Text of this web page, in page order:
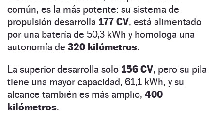
común, es la más potente: su sistema de
propulsión desarrolla 177 CV, está alimentado
por una batería de 50,3 kWh y homologa una
autonomía de 320 kilómetros.
La superior desarrolla solo 156 CV, pero su pila
tiene una mayor capacidad, 61,1 kWh, y su
alcance también es más amplio, 400
kilómetros.